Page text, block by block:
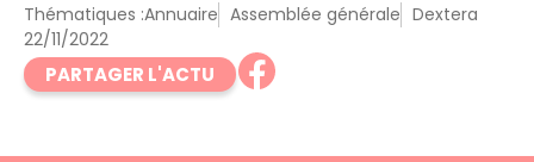
Thématiques :Annuaire Assemblée générale Dextera
22/11/2022
PARTAGER L'ACTU